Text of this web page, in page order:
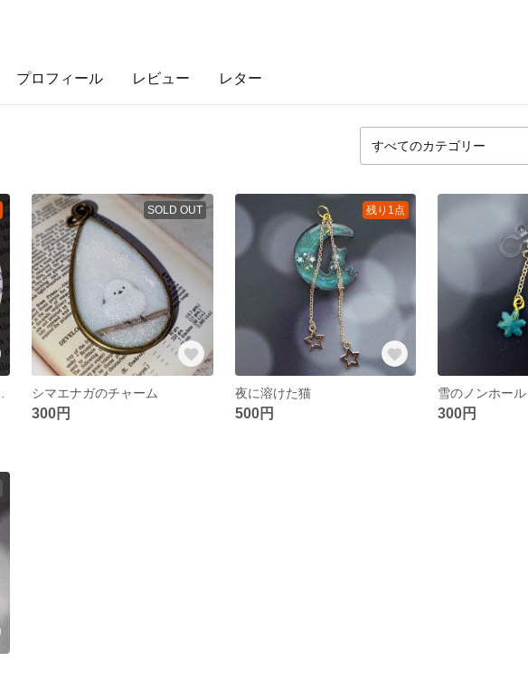
プロフィール レビュー レター
SOLD OUT
シマエナガのチャーム
300円
残り1点
夜に溶けた猫
500円
雪のノンホー
300円